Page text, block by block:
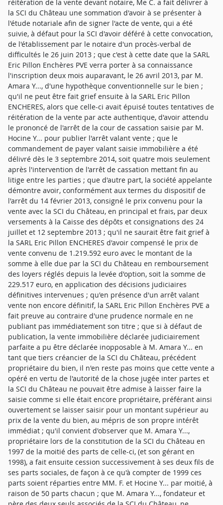
réitération de la vente devant notaire, Me C. a fait délivrer à
la SCI du Château une sommation d'avoir à se présenter à
l'étude notariale afin de signer l'acte de vente, qui a été
suivie, à défaut pour la SCI d'avoir déféré à cette convocation,
de l'établissement par le notaire d'un procès-verbal de
difficultés le 26 juin 2013 ; que c'est à cette date que la SARL
Eric Pillon Enchères PVE verra porter à sa connaissance
l'inscription deux mois auparavant, le 26 avril 2013, par M.
Amara Y..., d'une hypothèque conventionnelle sur le bien ;
qu'il ne peut être fait grief ensuite à la SARL Eric Pillon
ENCHERES, alors que celle-ci avait épuisé toutes tentatives de
réitération de la vente par acte authentique, d'avoir attendu
le prononcé de l'arrêt de la cour de cassation saisie par M.
Hocine Y... pour publier l'arrêt valant vente ; que le
commandement de payer valant saisie immobilière a été
délivré dès le 3 septembre 2014, soit quatre mois seulement
après l'intervention de l'arrêt de cassation mettant fin au
litige entre les parties ; que d'autre part, la société appelante
démontre avoir, conformément aux termes du dispositif de
l'arrêt du 14 février 2013, consigné le prix convenu pour la
vente avec la SCI du Château, en principal et frais, par deux
versements à la Caisse des dépôts et consignations des 24
juillet et 12 septembre 2013 ; qu'il ne saurait être fait grief à
la SARL Eric Pillon ENCHERES d'avoir compensé le prix de
vente convenu de 1.219.592 euro avec le montant de la
somme à elle due par la SCI du Château en remboursement
des loyers réglés depuis la levée d'option, soit la somme de
229.517 euro, en application des décisions judiciaires
définitives intervenues ; qu'en présence d'un arrêt valant
vente non encore définitif, la SARL Eric Pillon Enchères PVE a
fait preuve au contraire d'une prudence normale en ne
publiant pas immédiatement son titre ; que si à défaut de
publication, la vente immobilière déclarée judiciairement
parfaite a pu être déclarée inopposable à M. Amara Y... en
tant que tiers créancier de la SCI du Château, précédent
propriétaire du bien, il n'en reste pas moins que cette vente a
opéré en vertu de l'autorité de la chose jugée inter partes et
la SCI du Château ne pouvait être admise à laisser faire la
saisie comme si elle était encore propriétaire, préférant ainsi
ouvertement se laisser saisir pour un montant supérieur au
prix de la vente du bien, au mépris de son propre intérêt
immédiat ; qu'il convient d'observer que M. Amara Y...,
propriétaire lors de la constitution de la SCI du Château en
1997 de la moitié des parts de celle-ci, (et son gérant en
1998), a fait ensuite cession successivement à ses deux fils de
ses parts sociales, de façon à ce qu'à compter de 1999 ces
parts soient réparties entre MM. F. et Hocine Y... par moitié, à
raison de 50 parts chacun ; que M. Amara Y..., fondateur et